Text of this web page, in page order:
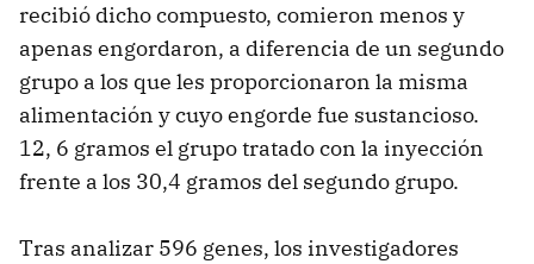
recibió dicho compuesto, comieron menos y
apenas engordaron, a diferencia de un segundo
grupo a los que les proporcionaron la misma
alimentación y cuyo engorde fue sustancioso.
12, 6 gramos el grupo tratado con la inyección
frente a los 30,4 gramos del segundo grupo.
Tras analizar 596 genes, los investigadores